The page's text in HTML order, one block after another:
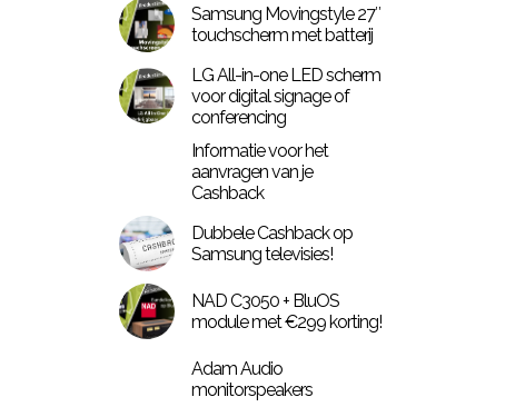
Samsung Movingstyle 27″
touchscherm met batterij
LG All-in-one LED scherm
voor digital signage of
conferencing
Informatie voor het
aanvragen van je
Cashback
Dubbele Cashback op
Samsung televisies!
NAD C3050 + BluOS
module met €299 korting!
Adam Audio
monitorspeakers